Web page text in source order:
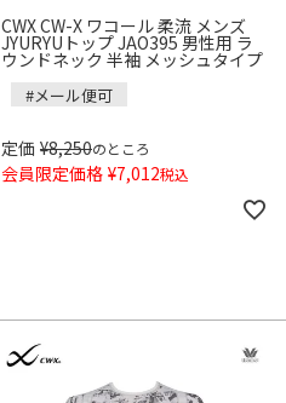
CWX CW-X ワコール 柔流 メンズ
JYURYUトップ JAO395 男性用 ラ
ウンドネック 半袖 メッシュタイプ
#メール便可
定価 ¥8,250のところ
会員限定価格 ¥7,012税込